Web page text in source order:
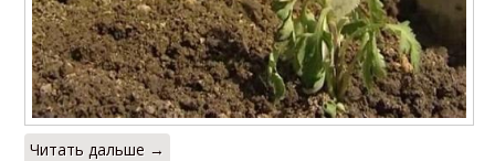
Читать дальше →